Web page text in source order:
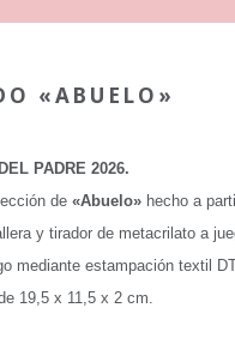
«ABUELO»
PADRE 2026.
de «Abuelo» hecho a
y tirador de metacrilato a
mediante estampación textil
19,5 x 11,5 x 2 cm.